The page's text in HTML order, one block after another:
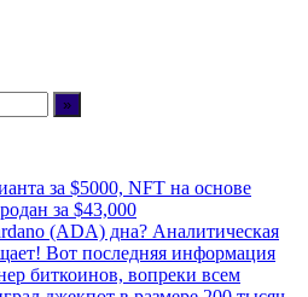
за $5000, NFT на основе
за $43,000
(ADA) дна? Аналитическая
Вот последняя информация
биткоинов, вопреки всем